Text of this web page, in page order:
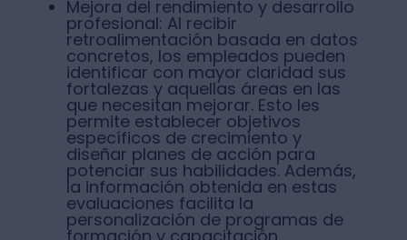
Mejora del rendimiento y desarrollo
profesional: Al recibir
retroalimentación basada en datos
concretos, los empleados pueden
identificar con mayor claridad sus
fortalezas y aquellas áreas en las
que necesitan mejorar. Esto les
permite establecer objetivos
específicos de crecimiento y
diseñar planes de acción para
potenciar sus habilidades. Además,
la información obtenida en estas
evaluaciones facilita la
personalización de programas de